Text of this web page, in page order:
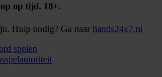
op tijd. 18+.
Hulp nodig? Ga naar hands24x7.nl
spelen